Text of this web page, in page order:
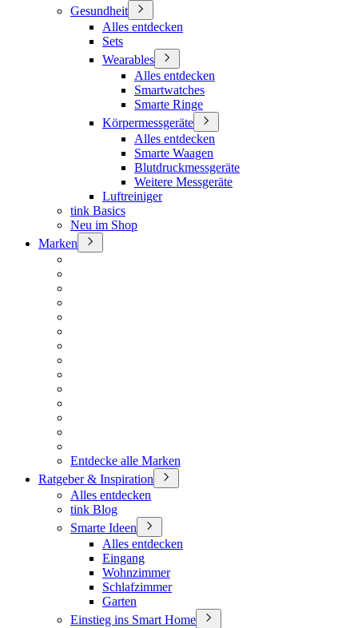
Gesundheit
Alles entdecken
Sets
Wearables
Alles entdecken
Smartwatches
Smarte Ringe
Körpermessgeräte
Alles entdecken
Smarte Waagen
Blutdruckmessgeräte
Weitere Messgeräte
Luftreiniger
tink Basics
Neu im Shop
Marken
Entdecke alle Marken
Ratgeber & Inspiration
Alles entdecken
tink Blog
Smarte Ideen
Alles entdecken
Eingang
Wohnzimmer
Schlafzimmer
Garten
Einstieg ins Smart Home